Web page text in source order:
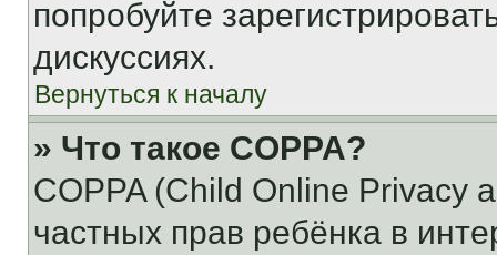
попробуйте
дискуссиях.
Вернуться к началу
» Что такое COPPA?
COPPA (Child Online Privacy
частных прав ребёнка в